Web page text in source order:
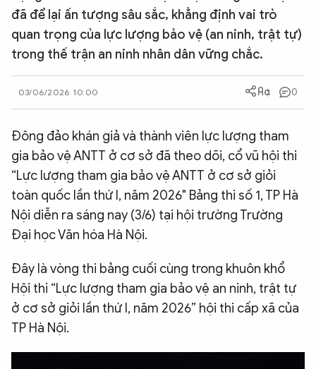
XÃ HỘI
PHÁP LUẬT
CÔNG NGHỆ
QUỐC TẾ
VĂN HÓA - THỂ THAO
BẠN ĐỌC & CAND
ĐA PHƯƠNG TIỆN
eMagazine
Podcast
Video
đã để lại ấn tượng sâu sắc, khẳng định vai trò
quan trọng của lực lượng bảo vệ (an ninh, trật tự)
trong thế trận an ninh nhân dân vững chắc.
03/06/2026 10:00 0
Đông đảo khán giả và thành viên lực lượng tham
gia bảo vệ ANTT ở cơ sở đã theo dõi, cổ vũ hội thi
“Lực lượng tham gia bảo vệ ANTT ở cơ sở giỏi
toàn quốc lần thứ I, năm 2026" Bảng thi số 1, TP Hà
Nội diễn ra sáng nay (3/6) tại hội trường Trường
Đại học Văn hóa Hà Nội.
Đây là vòng thi bảng cuối cùng trong khuôn khổ
Hội thi “Lực lượng tham gia bảo vệ an ninh, trật tự
ở cơ sở giỏi lần thứ I, năm 2026” hội thi cấp xã của
TP Hà Nội.